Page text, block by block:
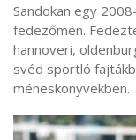
Sandokan egy
fedezőmén.
hannoveri,
svéd sportló
méneskönyvekben.